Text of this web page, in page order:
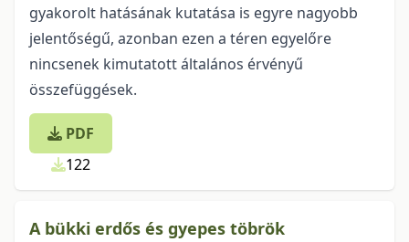
gyakorolt hatásának kutatása is egyre nagyobb
jelentőségű, azonban ezen a téren egyelőre
nincsenek kimutatott általános érvényű
összefüggések.
PDF
122
A bükki erdős és gyepes töbrök